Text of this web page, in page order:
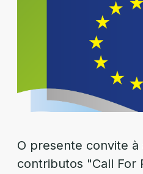
O presente convite
contributos "Call For